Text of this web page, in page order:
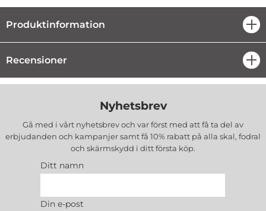
Produktinformation
Recensioner
Nyhetsbrev
Gå med i vårt nyhetsbrev och var först med att få ta del av
erbjudanden och kampanjer samt få 10% rabatt på alla skal, fodral
och skärmskydd i ditt första köp.
Ditt namn
Din e-post